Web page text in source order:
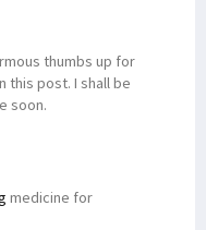
thumbs up for
this post. I shall be
soon.
medicine for